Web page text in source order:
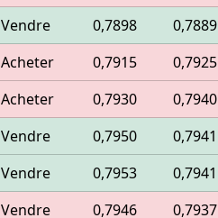
Vendre 0,7898 0,7889
Acheter 0,7915 0,7925
Acheter 0,7930 0,7940
Vendre 0,7950 0,7941
Vendre 0,7953 0,7941
Vendre 0,7946 0,7937